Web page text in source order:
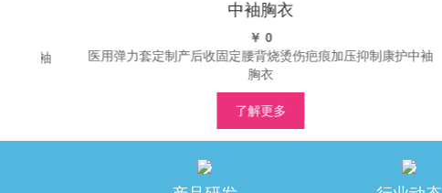
中袖胸衣
医用弹力套定制产后收固定腰背烧烫伤疤痕加压抑制康护中袖
了解更多